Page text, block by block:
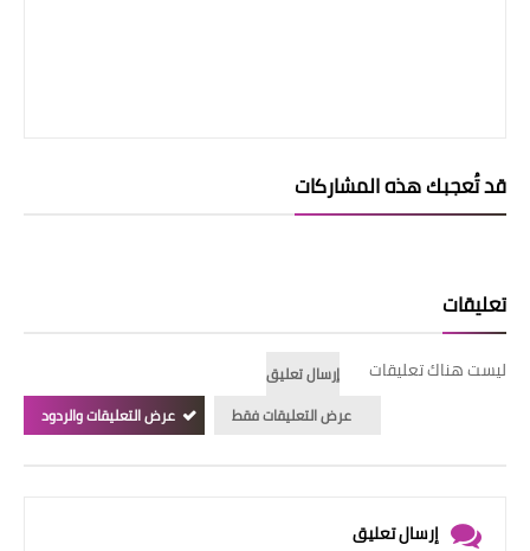
قد تُعجبك هذه المشاركات
تعليقات
ليست هناك تعليقات
إرسال تعليق
عرض التعليقات فقط
عرض التعليقات والردود
إرسال تعليق